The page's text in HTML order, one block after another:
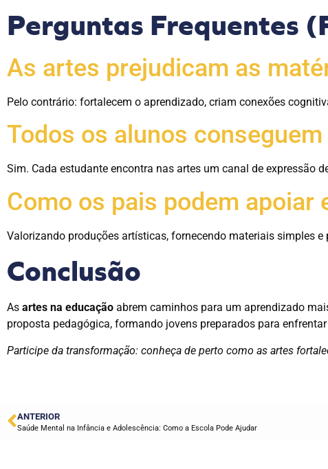
Perguntas Frequentes
As artes prejudicam as
Pelo contrário: fortalecem o aprendizado, criam conexões
Todos os alunos
Sim. Cada estudante encontra nas artes um canal de expressão
Como os pais podem apoiar
Valorizando produções artísticas, fornecendo materiais simples
Conclusão
As artes na educação abrem caminhos para um aprendizado
proposta pedagógica, formando jovens preparados para
Participe da transformação: conheça de perto como as artes
ANTERIOR
Saúde Mental na Infância e Adolescência: Como a Escola Pode Ajudar